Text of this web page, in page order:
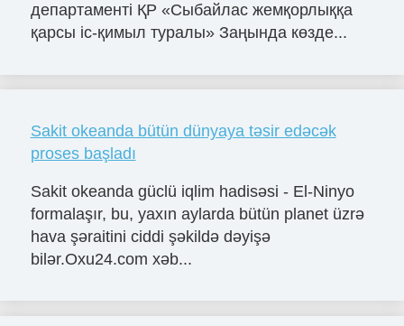
департаменті ҚР «Сыбайлас жемқорлыққа
қарсы іс-қимыл туралы» Заңында көзде...
Sakit okeanda bütün dünyaya təsir edəcək
proses başladı
Sakit okeanda güclü iqlim hadisəsi - El-Ninyo
formalaşır, bu, yaxın aylarda bütün planet üzrə
hava şəraitini ciddi şəkildə dəyişə
bilər.Oxu24.com xəb...